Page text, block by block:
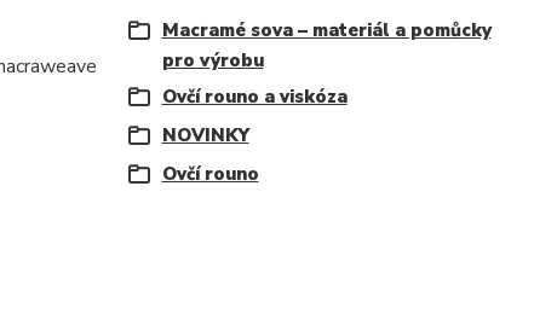
Macramé sova – materiál a pomůcky
pro výrobu
Ovčí rouno a viskóza
NOVINKY
Ovčí rouno